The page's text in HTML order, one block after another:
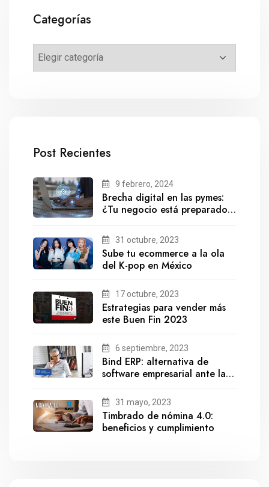
Categorías
Post Recientes
9 febrero, 2024
Brecha digital en las pymes:
¿Tu negocio está preparado
31 octubre, 2023
Sube tu ecommerce a la ola
del K-pop en México
17 octubre, 2023
Estrategias para vender más
este Buen Fin 2023
6 septiembre, 2023
Bind ERP: alternativa de
software empresarial ante la
31 mayo, 2023
Timbrado de nómina 4.0:
beneficios y cumplimiento